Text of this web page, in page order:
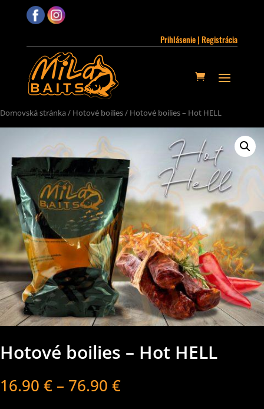
Prihlásenie | Registrácia
Domovská stránka/ Hotové boilies/ Hotové boilies – Hot HELL
Hotové boilies – Hot HELL
16.90 € – 76.90 €